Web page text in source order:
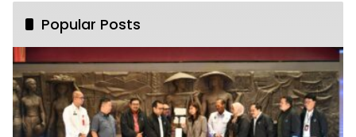
Popular Posts